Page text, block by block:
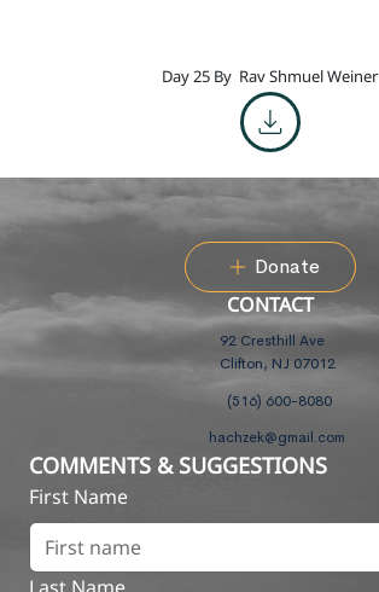
Day 25 By Rav Shmuel Weiner
Donate
CONTACT
92 Cresthill Ave
Clifton, NJ 07012
(516) 600-8080
hachzek@gmail.com
COMMENTS & SUGGESTIONS
First Name